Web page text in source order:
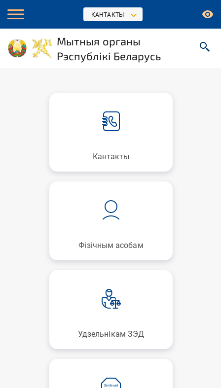
КАНТАКТЫ
Мытныя органы
Рэспублікі Беларусь
Кантакты
Фізічным асобам
Удзельнікам ЗЭД